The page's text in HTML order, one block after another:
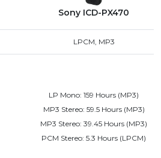
Sony ICD-PX470
LPCM, MP3
LP Mono: 159 Hours (MP3)
MP3 Stereo: 59.5 Hours (MP3)
MP3 Stereo: 39.45 Hours (MP3)
PCM Stereo: 5.3 Hours (LPCM)